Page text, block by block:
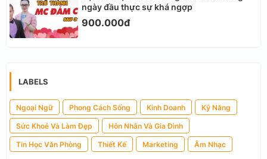
ngày đầu thực sự khá ngợp
900.000đ
LABELS
Ngoại Ngữ Phong Cách Sống Kinh Doanh Kỹ Năng
Sức Khoẻ Và Làm Đẹp Hôn Nhân Và Gia Đình
Tin Học Văn Phòng Thiết Kế Marketing Âm Nhạc